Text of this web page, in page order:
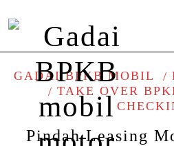
GADAI BPKB MOBIL
TAKE OVER
Pindah Leasing